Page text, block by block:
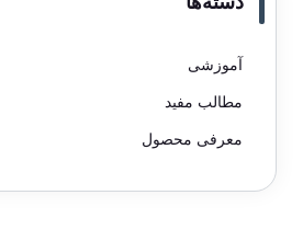
آموزشی
مطالب مفید
معرفی محصول